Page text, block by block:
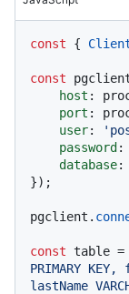
const {
const
host :
port :
user:
password :
database:
});
pgclient.
const table =
PRIMARY KEY,
lastName